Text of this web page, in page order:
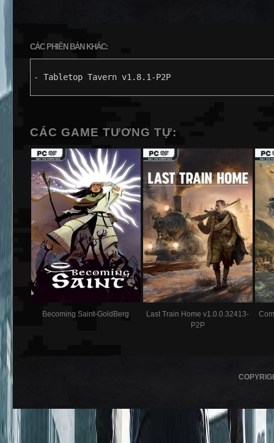
CÁC PHIÊN BẢN KHÁC:
- Tabletop Tavern v1.8.1-P2P
CÁC GAME TƯƠNG TỰ:
Becoming Saint-GoldBerg
Last Train Home v1.0.0.32413-
P2P